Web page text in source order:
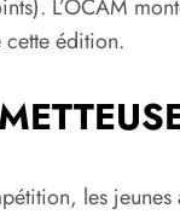
L’OCAM
édition.
les